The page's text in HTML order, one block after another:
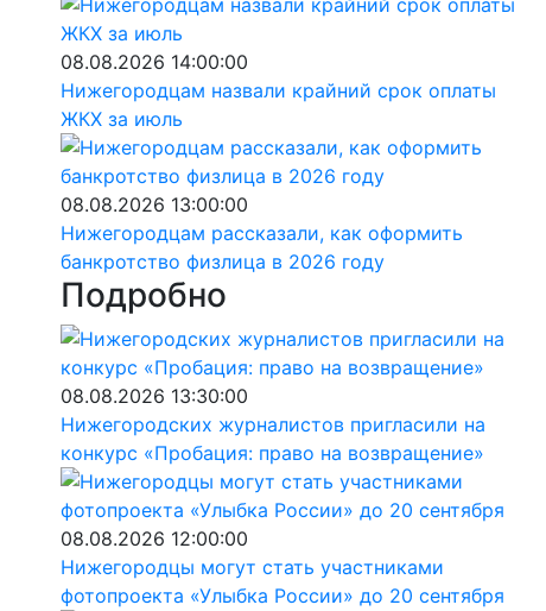
08.08.2026 14:00:00
Нижегородцам назвали крайний срок оплаты
ЖКХ за июль
08.08.2026 13:00:00
Нижегородцам рассказали, как оформить
банкротство физлица в 2026 году
Подробно
08.08.2026 13:30:00
Нижегородских журналистов пригласили на
конкурс «Пробация: право на возвращение»
08.08.2026 12:00:00
Нижегородцы могут стать участниками
фотопроекта «Улыбка России» до 20 сентября